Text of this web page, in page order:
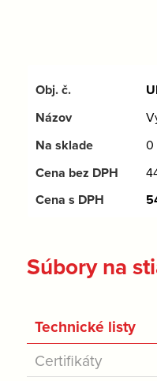
0
Súbory na
Technické listy
Certifikáty